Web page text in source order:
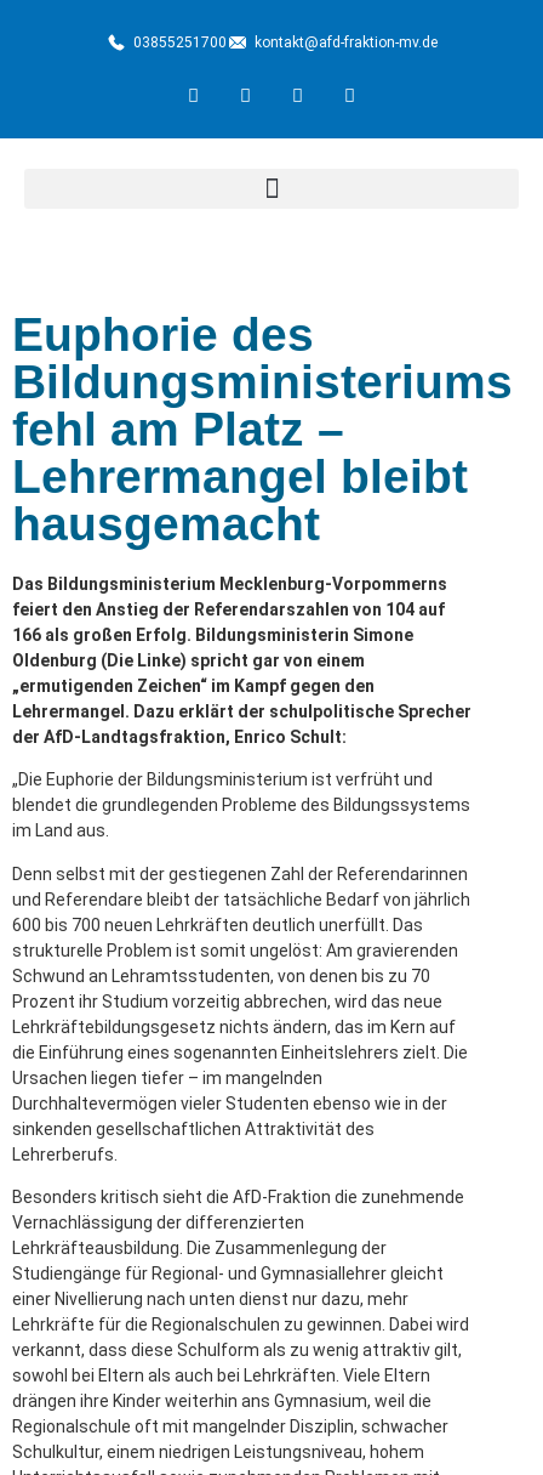
03855251700 kontakt@afd-fraktion-mv.de
Euphorie des
Bildungsministeriums
fehl am Platz –
Lehrermangel bleibt
hausgemacht
Das Bildungsministerium Mecklenburg-Vorpommerns
feiert den Anstieg der Referendarszahlen von 104 auf
166 als großen Erfolg. Bildungsministerin Simone
Oldenburg (Die Linke) spricht gar von einem
„ermutigenden Zeichen“ im Kampf gegen den
Lehrermangel. Dazu erklärt der schulpolitische Sprecher
der AfD-Landtagsfraktion, Enrico Schult:
„Die Euphorie der Bildungsministerium ist verfrüht und
blendet die grundlegenden Probleme des Bildungssystems
im Land aus.
Denn selbst mit der gestiegenen Zahl der Referendarinnen
und Referendare bleibt der tatsächliche Bedarf von jährlich
600 bis 700 neuen Lehrkräften deutlich unerfüllt. Das
strukturelle Problem ist somit ungelöst: Am gravierenden
Schwund an Lehramtsstudenten, von denen bis zu 70
Prozent ihr Studium vorzeitig abbrechen, wird das neue
Lehrkräftebildungsgesetz nichts ändern, das im Kern auf
die Einführung eines sogenannten Einheitslehrers zielt. Die
Ursachen liegen tiefer – im mangelnden
Durchhaltevermögen vieler Studenten ebenso wie in der
sinkenden gesellschaftlichen Attraktivität des
Lehrerberufs.
Besonders kritisch sieht die AfD-Fraktion die zunehmende
Vernachlässigung der differenzierten
Lehrkräfteausbildung. Die Zusammenlegung der
Studiengänge für Regional- und Gymnasiallehrer gleicht
einer Nivellierung nach unten dienst nur dazu, mehr
Lehrkräfte für die Regionalschulen zu gewinnen. Dabei wird
verkannt, dass diese Schulform als zu wenig attraktiv gilt,
sowohl bei Eltern als auch bei Lehrkräften. Viele Eltern
drängen ihre Kinder weiterhin ans Gymnasium, weil die
Regionalschule oft mit mangelnder Disziplin, schwacher
Schulkultur, einem niedrigen Leistungsniveau, hohem